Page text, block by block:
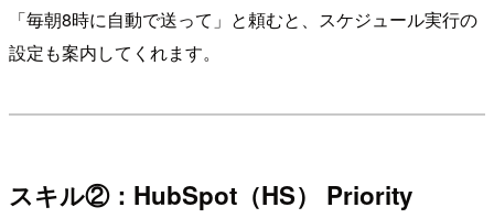
「毎朝8時に自動で送って」と頼むと、スケジュール実行の
設定も案内してくれます。
スキル②：HubSpot（HS） Priority